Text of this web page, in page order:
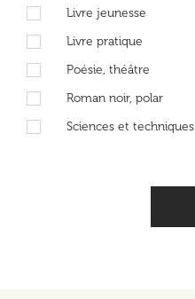
Livre jeunesse
Livre pratique
Poésie, théâtre
Roman noir, polar
Sciences et techniques